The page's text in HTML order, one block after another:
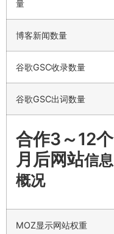
量
博客新闻数量
谷歌GSC收录数量
谷歌GSC出词数量
合作3～12个
月后网站信息
概况
MOZ显示网站权重